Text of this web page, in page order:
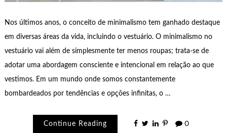
Nos últimos anos, o conceito de minimalismo tem ganhado destaque
em diversas áreas da vida, incluindo o vestuário. O minimalismo no
vestuário vai além de simplesmente ter menos roupas; trata-se de
adotar uma abordagem consciente e intencional em relação ao que
vestimos. Em um mundo onde somos constantemente
bombardeados por tendências e opções infinitas, o …
Continue Reading 0